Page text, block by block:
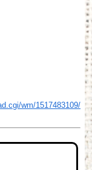
wm/1517483109/